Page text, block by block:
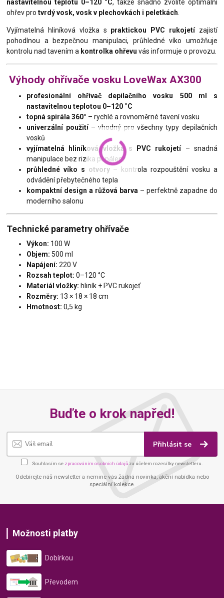
nastavitelnou teplotu 0–120 °C, takže snadno zvolíte optimální
ohřev protvrdý vosk, vosk v plechovkách i peletkách
Vyjímatelná hliníková vložka s praktickou PVC rukojetízajistí
pohodlnou a bezpečnou manipulaci, průhledné víko umožňuje
kontrolu nad tavením a kontrolka ohřevu vás informuje o provozu.
Výhody ohřívače vosku LoveWax AX300
profesionální ohřívač depilačního vosku 500 ml s
nastavitelnou teplotou 0–120 °C
topná spirála 360° – rychlé a rovnoměrné tavení vosku
univerzální použití– vhodný pro všechny typy depilačních
vosků
vyjímatelná hliníková vložka s PVC rukojetí– snadná
manipulace bez rizika popálení
průhledné víko s otvory– kontrola rozpouštění vosku a
odvádění přebytečného tepla
kompaktní design a růžová barva – perfektně zapadne do
moderního salonu
Technické parametry ohřívače
Výkon: 100 W
Objem: 500 ml
Napájení: 220 V
Rozsah teplot: 0–120 °C
Materiál vložky: hliník + PVC rukojeť
Rozměry: 13 × 18 × 18 cm
Hmotnost: 0,5 kg
Buďte o krok napřed!
Přihlásit se
Souhlasím se zpracováním osobních údajů za účelem rozesílky newsletteru.
Odebírejte náš newsletter a nemine vás žádná novinka, akční nabídka nebo
speciální kolekce.
Možnosti platby
Dobírkou
Převodem